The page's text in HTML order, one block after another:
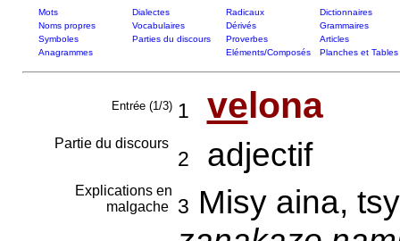
Mots Dialectes Radicaux
Dictionnaires
Noms propres
Vocabulaires Dérivés
Grammaires
Symboles
Parties du discours Proverbes
Articles
Anagrammes
Eléments/Composés Planches et Tables
Entrée (1/3) 1 velona
Partie du discours
2 adjectif
Explications en
malgache
3 Misy aina,